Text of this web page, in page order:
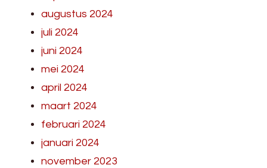
augustus 2024
juli 2024
juni 2024
mei 2024
april 2024
maart 2024
februari 2024
januari 2024
november 2023